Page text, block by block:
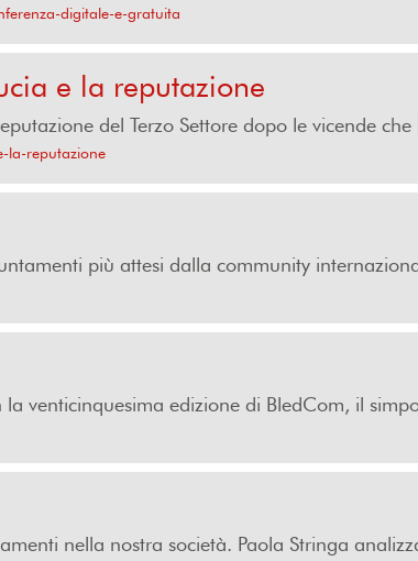
digitale-e-gratuita
e la reputazione
del Terzo Settore dopo le vicende
la-reputazione
più attesi dalla community
venticinquesima edizione di BledCom, il
nella nostra società. Paola Stringa